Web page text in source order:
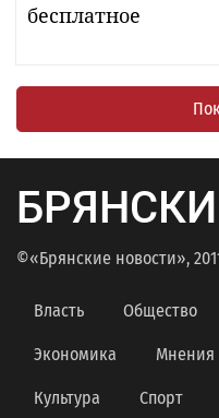
бесплатное
©«Брянские новости»,
Власть Общество
Экономика Мнения
Культура Спорт